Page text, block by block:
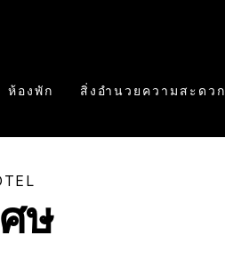
ห้องพัก สิ่งอำนวยความสะดวก
ษ